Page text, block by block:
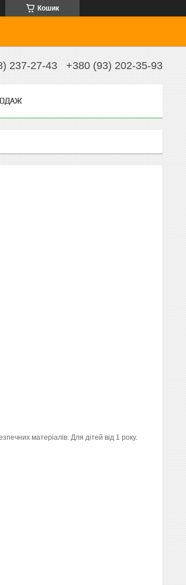
Кошик
237-27-43 +380 (93) 202-35-93
матеріалів. Для дітей від 1 року.